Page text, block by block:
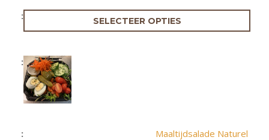
SELECTEER OPTIES
Maaltijdsalade Naturel